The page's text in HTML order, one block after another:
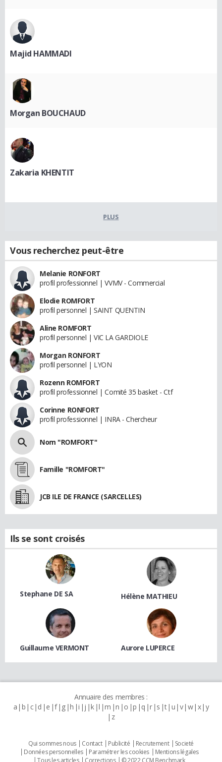
Majid HAMMADI
Morgan BOUCHAUD
Zakaria KHENTIT
PLUS
Vous recherchez peut-être
Melanie RONFORT
profil professionnel | VVMV - Commercial
Elodie ROMFORT
profil personnel | SAINT QUENTIN
Aline ROMFORT
profil personnel | VIC LA GARDIOLE
Morgan RONFORT
profil personnel | LYON
Rozenn ROMFORT
profil professionnel | Comité 35 basket - Ctf
Corinne RONFORT
profil professionnel | INRA - Chercheur
Nom "ROMFORT"
Famille "ROMFORT"
JCB ILE DE FRANCE (SARCELLES)
Ils se sont croisés
Stephane DE SA Hélène MATHIEU
Guillaume VERMONT Aurore LUPERCE
Annuaire des membres :
a b c d e f g h i j k l m n o p q r s t u v w x y
z
Qui sommes nous Contact Publicité Recrutement
Societé
Données personnelles
Paramétrer les cookies
Mentions légales
Tous les articles
Corrections © 2022 CCM Benchmark